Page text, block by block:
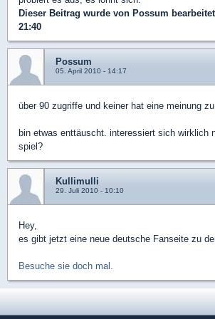
Dieser Beitrag wurde von Possum
21:40
Possum
05. April 2010 - 14:17
über 90 zugriffe und keiner hat eine meinung
bin etwas enttäuscht. interessiert sich wirklich
spiel?
Kullimulli
29. Juli 2010 - 10:10
Hey,
es gibt jetzt eine neue deutsche Fanseite zu
Besuche sie doch mal.